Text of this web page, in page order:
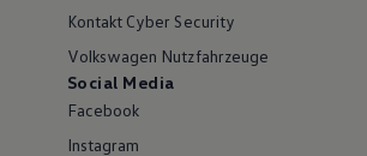
Kontakt Cyber Security
Volkswagen Nutzfahrzeuge
Social Media
Facebook
Instagram